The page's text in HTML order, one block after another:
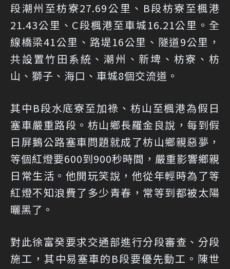
段潮州至枋寮27.69公里、B段枋寮至楓港
21.43公里、C段楓港至車城16.21公里。全
線橋梁41公里、路堤16公里、隧道9公里，
共設置竹田系統、潮州、新埤、枋寮、枋
山、獅子、海口、車城8個交流道。
其中B段水底寮至加祿、枋山至楓港為假日
塞車嚴重路段。枋山鄉長羅金良說，每到假
日屏鵝公路塞車問題就成了枋山鄉親惡夢，
等個紅燈要600到900秒時間，嚴重影響鄉親
日常生活。他開玩笑說，他從年輕時為了等
紅燈不知浪費了多少青春，常等到都被太陽
曬黑了。
對此徐富癸要求交通部進行分段審查、分段
施工，其中易塞車的B段要優先動工。陳世